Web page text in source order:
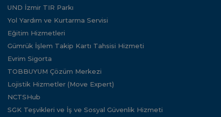
UND İzmir TIR Parkı
Yol Yardım ve Kurtarma Servisi
Eğitim Hizmetleri
Gümrük İşlem Takip Kartı Tahsisi Hizmeti
Evrim Sigorta
TOBBUYUM Çözüm Merkezi
Lojistik Hizmetler (Move Expert)
NCTSHub
SGK Teşvikleri ve İş ve Sosyal Güvenlik Hizmeti